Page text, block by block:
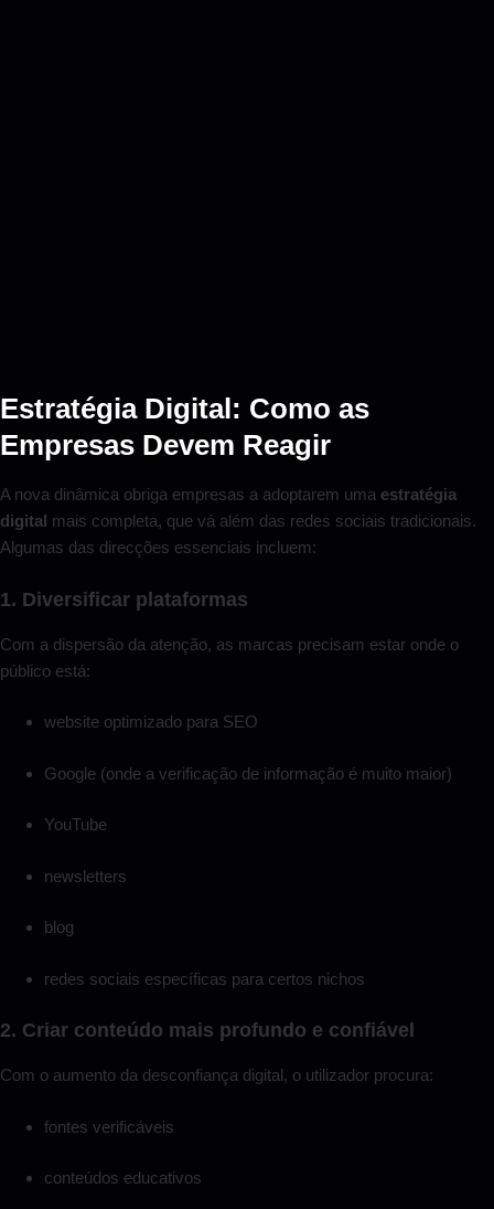
Estratégia Digital: Como as
Empresas Devem Reagir
A nova dinâmica obriga empresas a adoptarem uma estratégia
digital mais completa, que vá além das redes sociais tradicionais.
Algumas das direcções essenciais incluem:
1. Diversificar plataformas
Com a dispersão da atenção, as marcas precisam estar onde o
público está:
website optimizado para SEO
Google (onde a verificação de informação é muito maior)
YouTube
newsletters
blog
redes sociais específicas para certos nichos
2. Criar conteúdo mais profundo e confiável
Com o aumento da desconfiança digital, o utilizador procura:
fontes verificáveis
conteúdos educativos